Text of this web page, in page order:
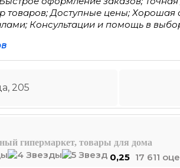
Доступные цены; Хорошая
Консультации и помощь в
205
гипермаркет, товары для дома
0,25 17 611